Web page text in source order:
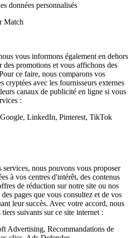
données personnalisés
Match
vous informons également en dehors
des promotions et vous affichons des
ce faire, nous comparons vos
cryptées avec les fournisseurs externes
canaux de publicité en ligne si vous
:
LinkedIn, Pinterest, TikTok
services, nous pouvons vous proposer
à vos centres d'intérêt, des contenus
de réduction sur notre site ou nos
pages que vous consultez et de vos
leur succès. Avec votre accord, nous
suivants sur ce site internet :
Advertising, Recommandations de